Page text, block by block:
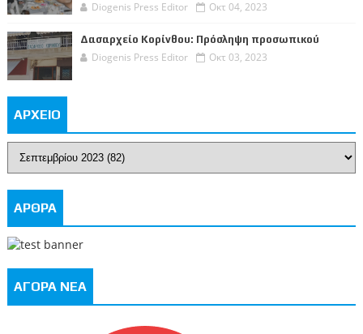
Diogenis Press Editor Οκτ 04, 2023
Δασαρχείο Κορίνθου: Πρόσληψη προσωπικού
Diogenis Press Editor Οκτ 03, 2023
ΑΡΧΕΙΟ
ΑΡΘΡΑ
ΑΓΟΡΑ ΝΕΑ